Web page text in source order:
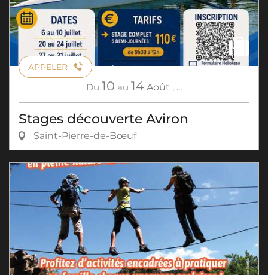
APPELER
Du 10 au 14 Août , ...
Stages découverte Aviron
Saint-Pierre-de-Bœuf